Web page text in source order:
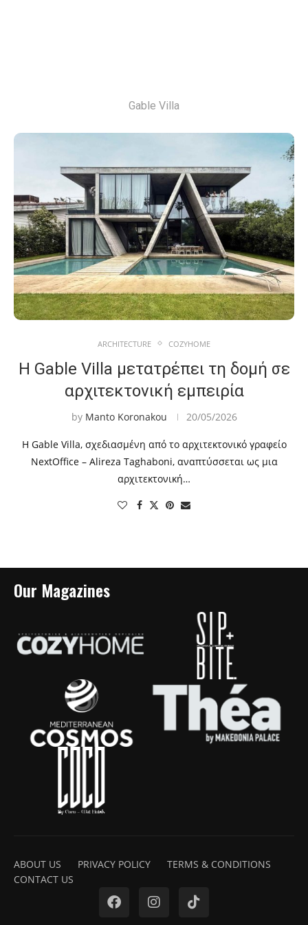
Gable Villa
ARCHITECTURE COZYHOME
Η Gable Villa μετατρέπει τη δομή σε
αρχιτεκτονική εμπειρία
by Manto Koronakou 20/05/2026
Η Gable Villa, σχεδιασμένη από το αρχιτεκτονικό γραφείο
NextOffice – Alireza Taghaboni, αναπτύσσεται ως μια
αρχιτεκτονική…
Our Magazines
ABOUT US PRIVACY POLICY
TERMS & CONDITIONS
CONTACT US